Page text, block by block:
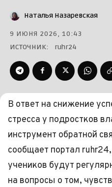
Наталья Назаревская
9 ИЮНЯ 2026, 10:43
ИСТОЧНИК:
ruhr24
В ответ на снижение
стресса у подростков
инструмент обратной
сообщает портал
учеников будут
на вопросы о том,